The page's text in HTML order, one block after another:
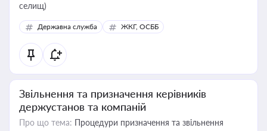
селищ)
Державна служба ЖКГ, ОСББ
Звільнення та призначення керівників
держустанов та компаній
Про що тема: Процедури призначення та звільнення